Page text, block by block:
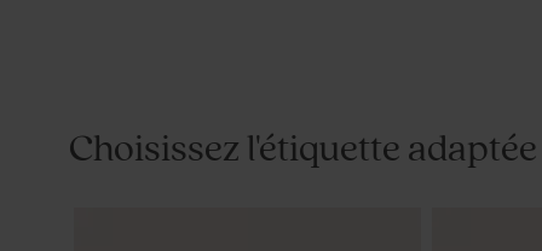
Choisissez l'étiquette adaptée